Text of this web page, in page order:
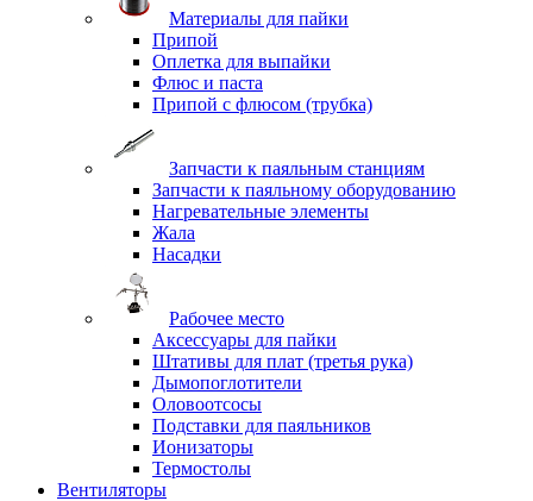
Материалы для пайки
Припой
Оплетка для выпайки
Флюс и паста
Припой с флюсом (трубка)
Запчасти к паяльным станциям
Запчасти к паяльному оборудованию
Нагревательные элементы
Жала
Насадки
Рабочее место
Аксессуары для пайки
Штативы для плат (третья рука)
Дымопоглотители
Оловоотсосы
Подставки для паяльников
Ионизаторы
Термостолы
Вентиляторы